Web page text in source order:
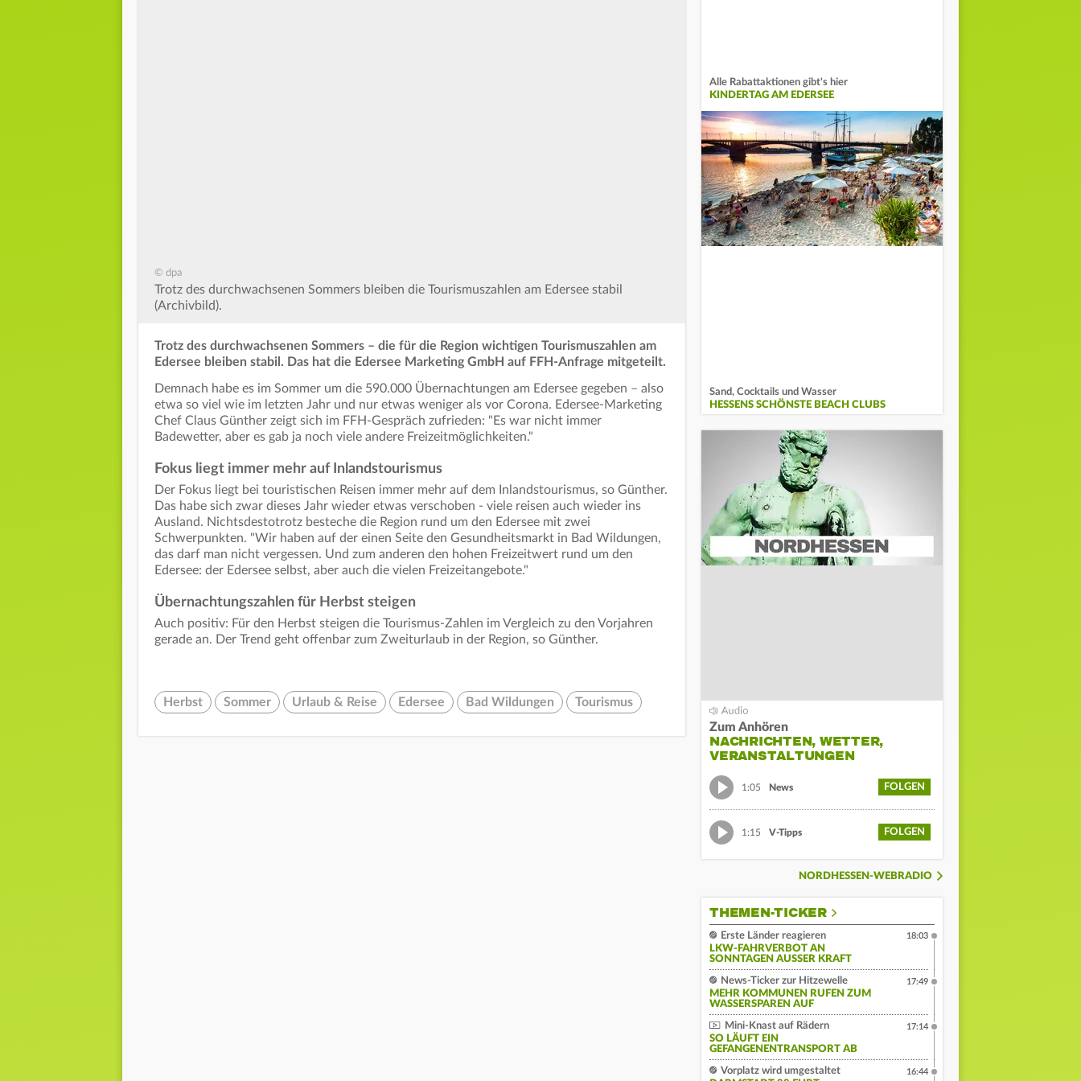
© dpa
Trotz des durchwachsenen Sommers bleiben die Tourismuszahlen am Edersee stabil
(Archivbild).
Trotz des durchwachsenen Sommers – die für die Region wichtigen Tourismuszahlen am
Edersee bleiben stabil. Das hat die Edersee Marketing GmbH auf FFH-Anfrage mitgeteilt.
Demnach habe es im Sommer um die 590.000 Übernachtungen am Edersee gegeben – also
etwa so viel wie im letzten Jahr und nur etwas weniger als vor Corona. Edersee-Marketing
Chef Claus Günther zeigt sich im FFH-Gespräch zufrieden: "Es war nicht immer
Badewetter, aber es gab ja noch viele andere Freizeitmöglichkeiten."
Fokus liegt immer mehr auf Inlandstourismus
Der Fokus liegt bei touristischen Reisen immer mehr auf dem Inlandstourismus, so Günther.
Das habe sich zwar dieses Jahr wieder etwas verschoben - viele reisen auch wieder ins
Ausland. Nichtsdestotrotz besteche die Region rund um den Edersee mit zwei
Schwerpunkten. "Wir haben auf der einen Seite den Gesundheitsmarkt in Bad Wildungen,
das darf man nicht vergessen. Und zum anderen den hohen Freizeitwert rund um den
Edersee: der Edersee selbst, aber auch die vielen Freizeitangebote."
Übernachtungszahlen für Herbst steigen
Auch positiv: Für den Herbst steigen die Tourismus-Zahlen im Vergleich zu den Vorjahren
gerade an. Der Trend geht offenbar zum Zweiturlaub in der Region, so Günther.
Herbst Sommer Urlaub & Reise Edersee Bad Wildungen Tourismus
Alle Rabattaktionen gibt's hier
KINDERTAG AM EDERSEE
Sand, Cocktails und Wasser
HESSENS SCHÖNSTE BEACH CLUBS
Zum Anhören
NACHRICHTEN, WETTER,
VERANSTALTUNGEN
1:05 News FOLGEN
1:15 V-Tipps FOLGEN
NORDHESSEN-WEBRADIO
THEMEN-TICKER
Erste Länder reagieren
LKW-FAHRVERBOT AN
SONNTAGEN AUSSER KRAFT
18:03
News-Ticker zur Hitzewelle
MEHR KOMMUNEN RUFEN ZUM
WASSERSPAREN AUF
17:49
Mini-Knast auf Rädern
SO LÄUFT EIN
GEFANGENENTRANSPORT AB
17:14
Vorplatz wird umgestaltet
16:44